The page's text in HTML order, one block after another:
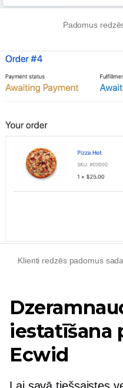
Padomus
Klienti redzēs padomus
iestatīšana
Ecwid